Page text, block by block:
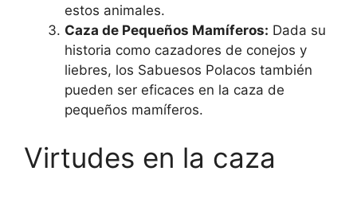
estos animales.
Caza de Pequeños Mamíferos: Dada su
historia como cazadores de conejos y
liebres, los Sabuesos Polacos también
pueden ser eficaces en la caza de
pequeños mamíferos.
Virtudes en la caza